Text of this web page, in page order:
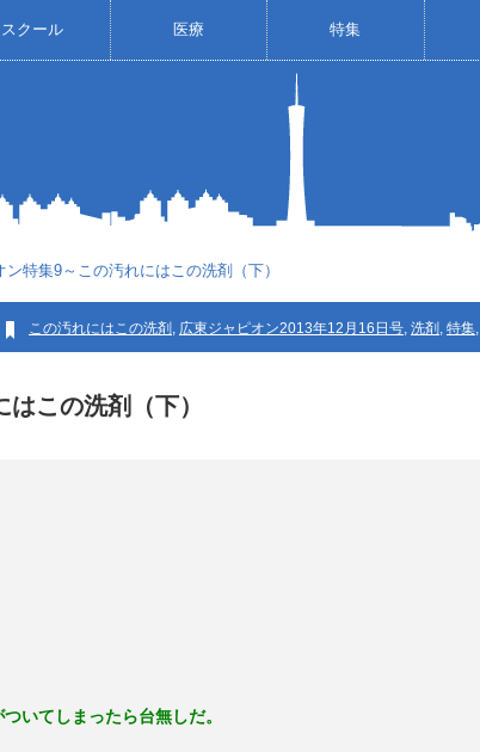
スクール 医療 特集
ン特集9～この汚れにはこの洗剤（下）
この汚れにはこの洗剤 , 広東ジャピオン2013年12月16日号, 洗剤 , 特集,
この洗剤（下）
いてしまったら台無しだ。